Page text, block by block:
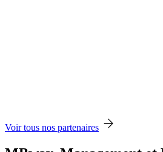
Voir tous nos partenaires